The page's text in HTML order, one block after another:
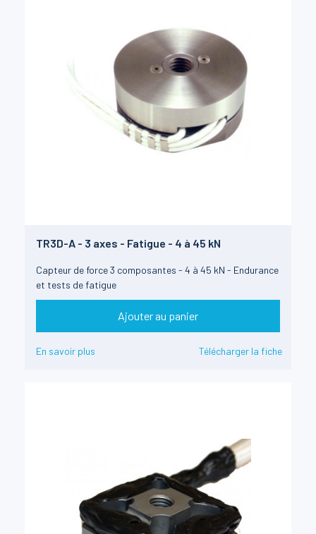
TR3D-A - 3 axes - Fatigue - 4 à 45 kN
Capteur de force 3 composantes - 4 à 45 kN - Endurance
et tests de fatigue
Ajouter au panier
En savoir plus Télécharger la fiche